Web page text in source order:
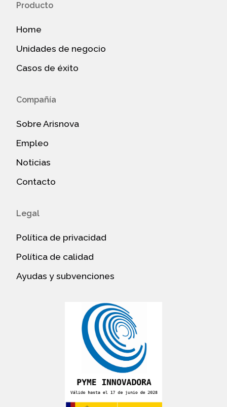
Producto
Home
Unidades de negocio
Casos de éxito
Compañía
Sobre Arisnova
Empleo
Noticias
Contacto
Legal
Política de privacidad
Política de calidad
Ayudas y subvenciones